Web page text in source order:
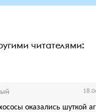
читателями:
оказались шуткой